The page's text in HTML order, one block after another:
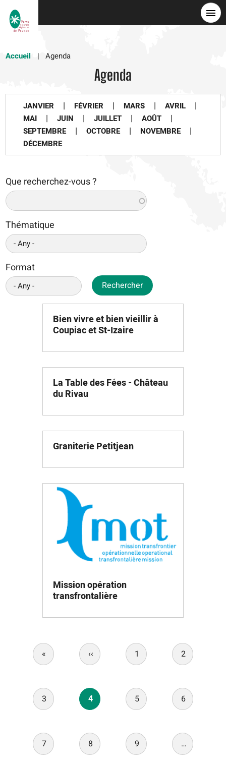
Accueil
Agenda
Agenda
JANVIER | FÉVRIER | MARS | AVRIL |
MAI | JUIN | JUILLET | AOÛT |
SEPTEMBRE | OCTOBRE | NOVEMBRE |
DÉCEMBRE
Que recherchez-vous ?
Thématique
Format
Rechercher
Bien vivre et bien vieillir à
Coupiac et St-Izaire
La Table des Fées - Château
du Rivau
Graniterie Petitjean
Mission opération
transfrontalière
« First
page
‹‹ Previous
page
1 2
3 4 5 6
7 8 9 …